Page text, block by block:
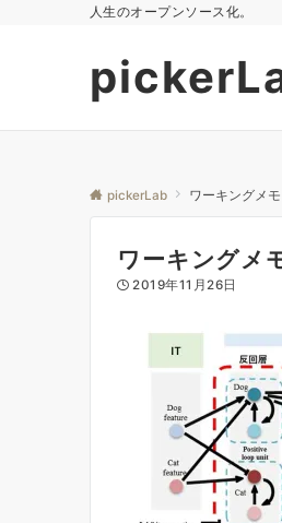
人生のオープンソース化。
pickerLab ワーキングメ
ワーキング
2019年11月26日